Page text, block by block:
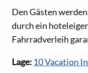
Den Gästen
durch ein
Fahrradverleih
Lage: 10 Vacation